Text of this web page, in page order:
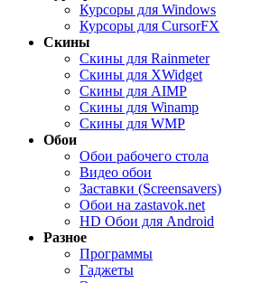
Курсоры для Windows
Курсоры для CursorFX
Скины
Скины для Rainmeter
Скины для XWidget
Скины для AIMP
Скины для Winamp
Скины для WMP
Обои
Обои рабочего стола
Видео обои
Заставки (Screensavers)
Обои на zastavok.net
HD Обои для Android
Разное
Программы
Гаджеты